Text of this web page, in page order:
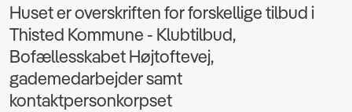
Huset er overskriften for forskellige tilbud i
Thisted Kommune - Klubtilbud,
Bofællesskabet Højtoftevej,
gademedarbejder samt
kontaktpersonkorpset